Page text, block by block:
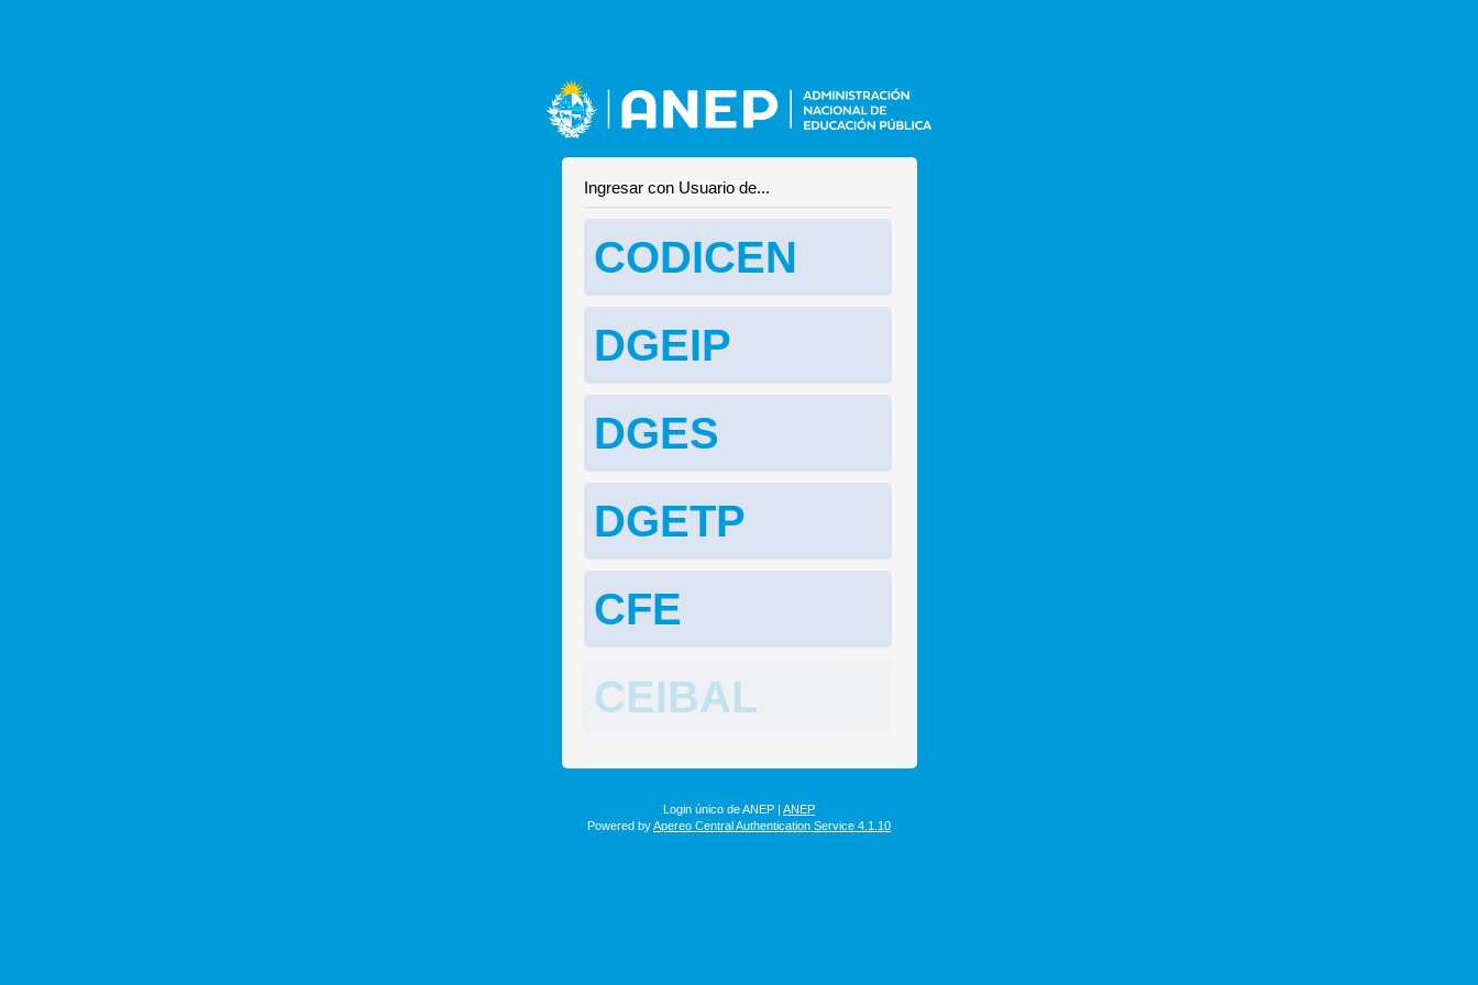
Ingresar con Usuario de...
CODICEN
DGEIP
DGES
DGETP
CFE
CEIBAL
Login único de ANEP | ANEP
Powered byApereo Central Authentication Service 4.1.10